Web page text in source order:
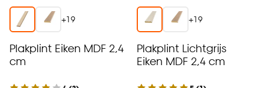
+19
Plakplint Eiken MDF 2,4
cm
+19
Plakplint Lichtgrijs
Eiken MDF 2,4 cm